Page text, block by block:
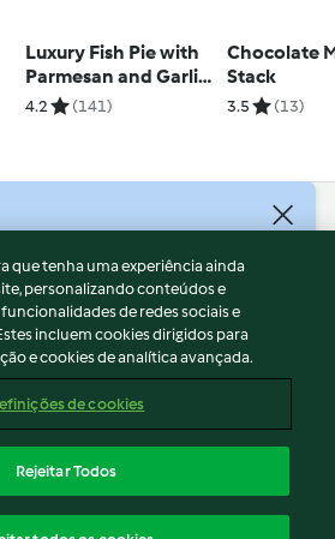
Luxury Fish Pie with
Parmesan and Garlic
Sweet Potato Mash
4.2 (141)
Chocolate
Stack
3.5 (13)
Dados
que tenha uma experiência ainda
personalizando conteúdos e
de redes sociais e
incluem cookies dirigidos para
e cookies de analítica avançada.
de cookies
Rejeitar Todos